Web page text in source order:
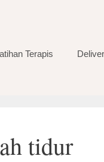
Terapis
tidur